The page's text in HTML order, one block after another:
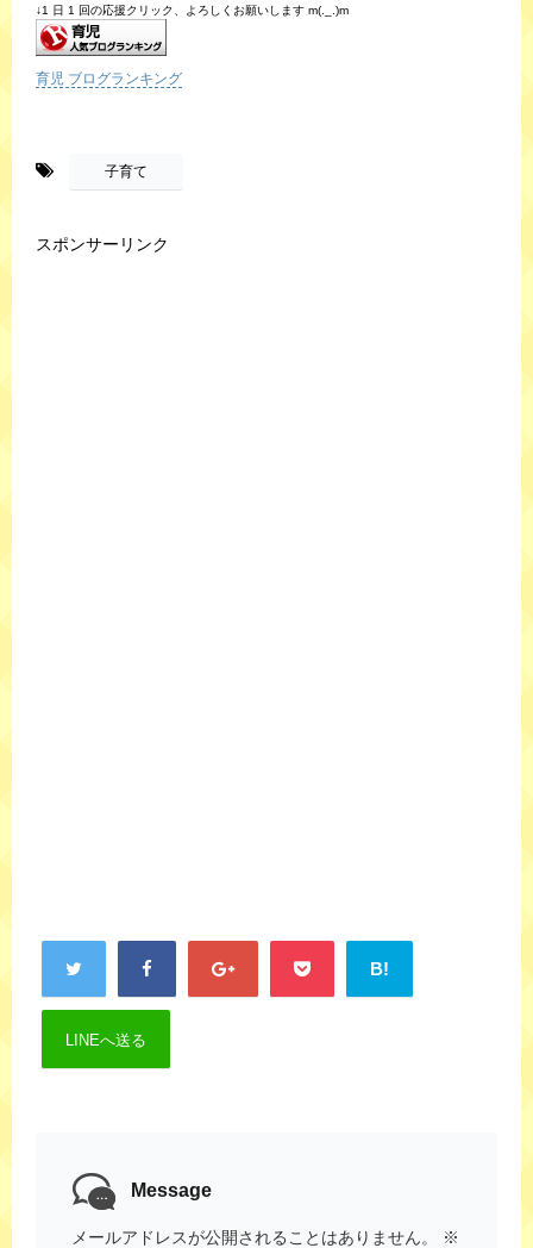
↓1 日 1 回の応援クリック、よろしくお願いします m(._.)m
育児 ブログランキング
子育て
スポンサーリンク
B!
LINEへ送る
Message
メールアドレスが公開されることはありません。
※